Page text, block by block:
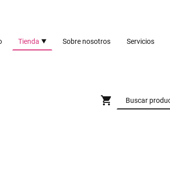
Tienda Sobre nosotros Servicios